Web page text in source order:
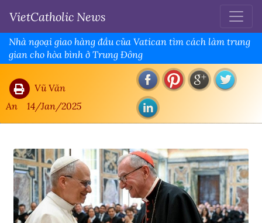
VietCatholic News
Nhà ngoại giao hàng đầu của Vatican tìm cách làm trung
gian cho hòa bình ở Trung Đông
Vũ Văn
An
14/Jan/2025